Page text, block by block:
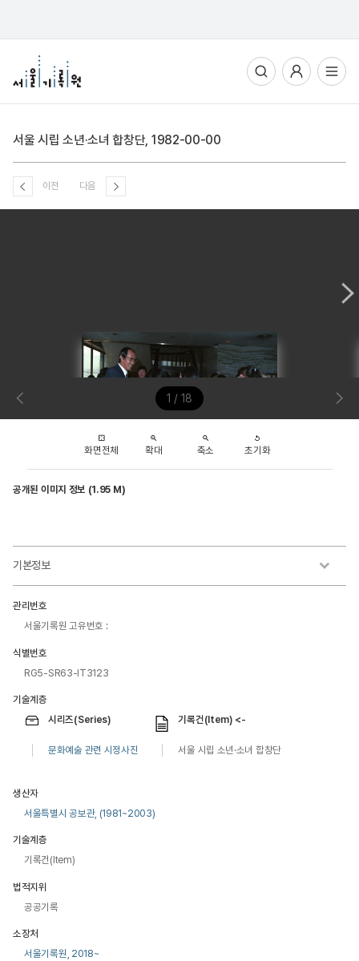
전체메뉴열기
서울 시립 소년·소녀 합창단, 1982-00-00
이전 다음
1 / 18
화면전체 확대 축소 초기화
공개된 이미지 정보 (1.95 M)
기본정보
관리번호
서울기록원 고유번호 :
식별번호
RG5-SR63-IT3123
기술계층
시리즈(Series)
문화예술 관련 시정사진
기록건(Item) <-
서울 시립 소년·소녀 합창단
생산자
서울특별시 공보관, (1981~2003)
기술계층
기록건(Item)
법적지위
공공기록
소장처
서울기록원, 2018~